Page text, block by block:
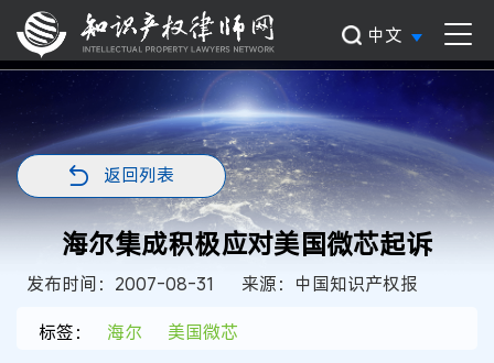
中文
返回列表
海尔集成积极应对美国微芯起诉
发布时间：2007-08-31
来源：中国知识产权报
标签：
海尔 美国微芯